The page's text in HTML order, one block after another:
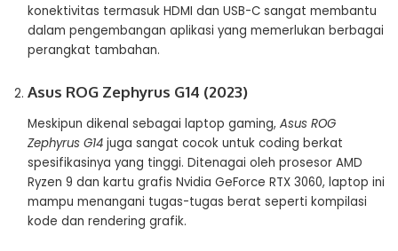
konektivitas termasuk HDMI dan USB-C sangat membantu
dalam pengembangan aplikasi yang memerlukan berbagai
perangkat tambahan​.
Asus ROG Zephyrus G14 (2023)
Meskipun dikenal sebagai laptop gaming, Asus ROG
Zephyrus G14 juga sangat cocok untuk coding berkat
spesifikasinya yang tinggi. Ditenagai oleh prosesor AMD
Ryzen 9 dan kartu grafis Nvidia GeForce RTX 3060, laptop ini
mampu menangani tugas-tugas berat seperti kompilasi
kode dan rendering grafik.